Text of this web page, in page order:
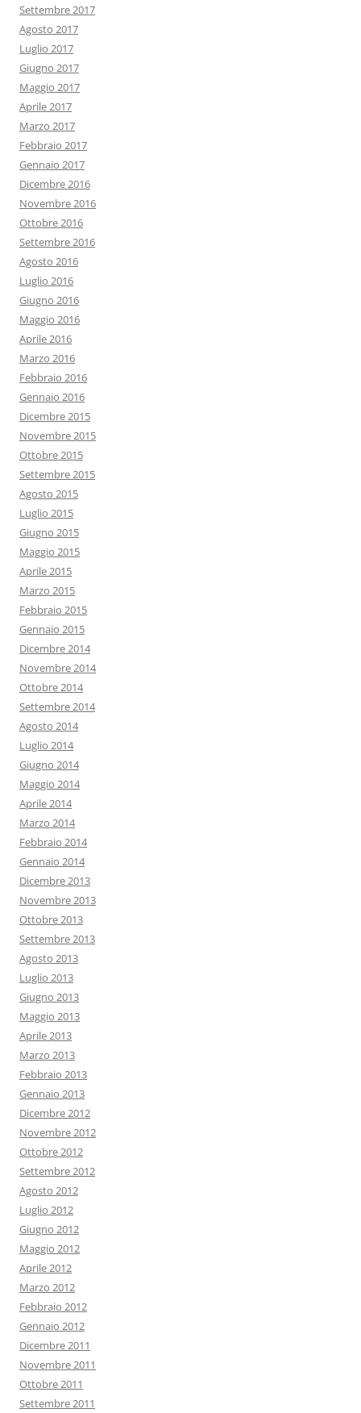
Settembre 2017
Agosto 2017
Luglio 2017
Giugno 2017
Maggio 2017
Aprile 2017
Marzo 2017
Febbraio 2017
Gennaio 2017
Dicembre 2016
Novembre 2016
Ottobre 2016
Settembre 2016
Agosto 2016
Luglio 2016
Giugno 2016
Maggio 2016
Aprile 2016
Marzo 2016
Febbraio 2016
Gennaio 2016
Dicembre 2015
Novembre 2015
Ottobre 2015
Settembre 2015
Agosto 2015
Luglio 2015
Giugno 2015
Maggio 2015
Aprile 2015
Marzo 2015
Febbraio 2015
Gennaio 2015
Dicembre 2014
Novembre 2014
Ottobre 2014
Settembre 2014
Agosto 2014
Luglio 2014
Giugno 2014
Maggio 2014
Aprile 2014
Marzo 2014
Febbraio 2014
Gennaio 2014
Dicembre 2013
Novembre 2013
Ottobre 2013
Settembre 2013
Agosto 2013
Luglio 2013
Giugno 2013
Maggio 2013
Aprile 2013
Marzo 2013
Febbraio 2013
Gennaio 2013
Dicembre 2012
Novembre 2012
Ottobre 2012
Settembre 2012
Agosto 2012
Luglio 2012
Giugno 2012
Maggio 2012
Aprile 2012
Marzo 2012
Febbraio 2012
Gennaio 2012
Dicembre 2011
Novembre 2011
Ottobre 2011
Settembre 2011